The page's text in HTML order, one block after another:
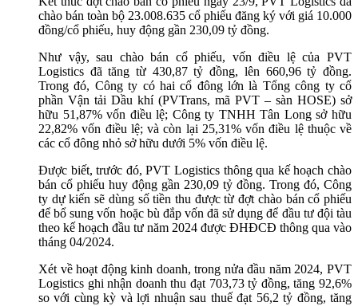
chào bán toàn bộ 23.008.635 cổ phiếu đăng ký với giá 10.000
đồng/cổ phiếu, huy động gần 230,09 tỷ đồng.
Như vậy, sau chào bán cổ phiếu, vốn điều lệ của PVT
Logistics đã tăng từ 430,87 tỷ đồng, lên 660,96 tỷ đồng.
Trong đó, Công ty có hai cổ đông lớn là Tổng công ty cổ
phần Vận tải Dầu khí (PVTrans, mã PVT – sàn HOSE) sở
hữu 51,87% vốn điều lệ; Công ty TNHH Tân Long sở hữu
22,82% vốn điều lệ; và còn lại 25,31% vốn điều lệ thuộc về
các cổ đông nhỏ sở hữu dưới 5% vốn điều lệ.
Được biết, trước đó, PVT Logistics thông qua kế hoạch chào
bán cổ phiếu huy động gần 230,09 tỷ đồng. Trong đó, Công
ty dự kiến sẽ dùng số tiền thu được từ đợt chào bán cổ phiếu
để bổ sung vốn hoặc bù đắp vốn đã sử dụng để đầu tư đội tàu
theo kế hoạch đầu tư năm 2024 được ĐHĐCĐ thông qua vào
tháng 04/2024.
Xét về hoạt động kinh doanh, trong nửa đầu năm 2024, PVT
Logistics ghi nhận doanh thu đạt 703,73 tỷ đồng, tăng 92,6%
so với cùng kỳ và lợi nhuận sau thuế đạt 56,2 tỷ đồng, tăng